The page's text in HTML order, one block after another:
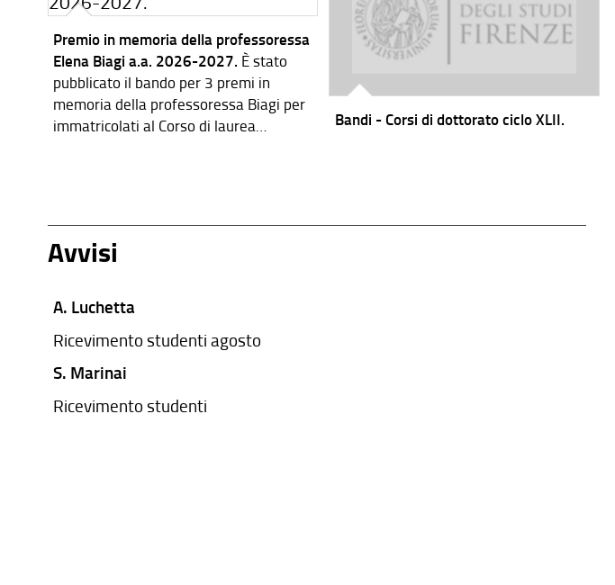
Premio in memoria della professoressa
Elena Biagi a.a. 2026-2027. È stato
pubblicato il bando per 3 premi in
memoria della professoressa Biagi per
immatricolati al Corso di laurea
Bandi - Corsi di dottorato ciclo XLII.
Avvisi
A. Luchetta
Ricevimento studenti agosto
S. Marinai
Ricevimento studenti